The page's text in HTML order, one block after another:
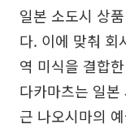
일본 소도시 상
다. 이에 맞춰 회
역 미식을 결합
다카마츠는 일
근 나오시마의